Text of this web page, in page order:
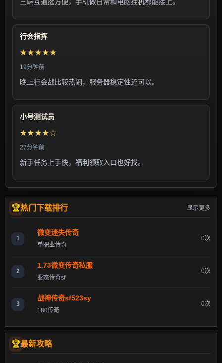
行会指挥
★★★★★
19分钟前
晚上行会战比较热闹，服务器稳定性还可以。
小号测试员
★★★★☆
27分钟前
新手任务上手快，福利领取入口也好找。
热门下载排行 显示更多
1
微变迷失传奇
单职业传奇
0次
2
1.73微变传奇私服
变态传奇sf
0次
3
战神传奇sf523sy
180传奇
0次
最新攻略